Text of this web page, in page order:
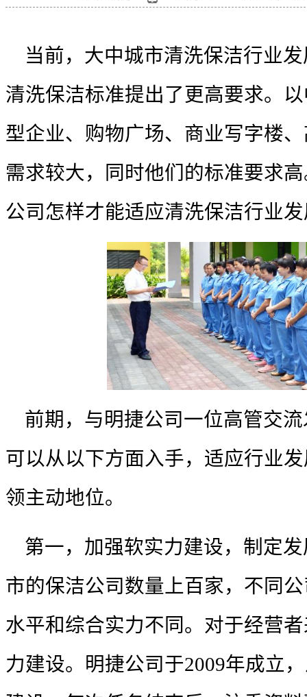
当前，大中城市清洗保洁行业
清洗保洁标准提出了更高要求。
型企业、购物广场、商业写字楼
需求较大，同时他们的标准要求
公司 怎样才能适应清洗保洁行业
前期，与明捷公司一位高管交
可以从以下方面入手，适应行业
领主动地位。
第一，加强软实力建设，制定
市的保洁公司数量上百家，不同
水平和综合实力不同。对于经营
力建设。明捷公司于2009年成立